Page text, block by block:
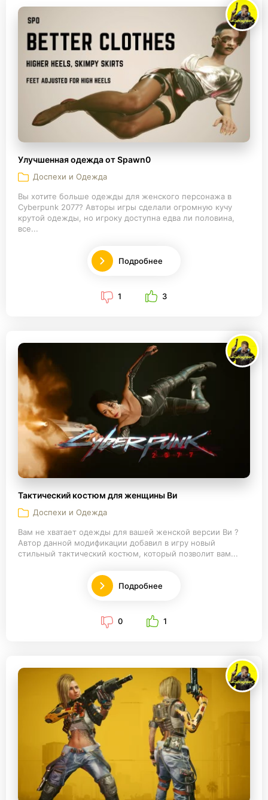
Улучшенная одежда от Spawn0
Доспехи и Одежда
Вы хотите больше одежды для женского персонажа в
Cyberpunk 2077? Авторы игры сделали огромную кучу
крутой одежды, но игроку доступна едва ли половина,
все...
Подробнее
1 3
Тактический костюм для женщины Ви
Доспехи и Одежда
Вам не хватает одежды для вашей женской версии Ви ?
Автор данной модификации добавил в игру новый
стильный тактический костюм, который позволит вам...
Подробнее
0 1